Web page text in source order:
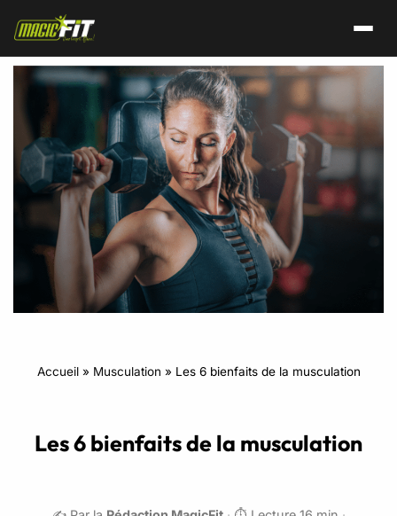
Accueil» Musculation » Les 6 bienfaits de la musculation
Les 6 bienfaits de la musculation